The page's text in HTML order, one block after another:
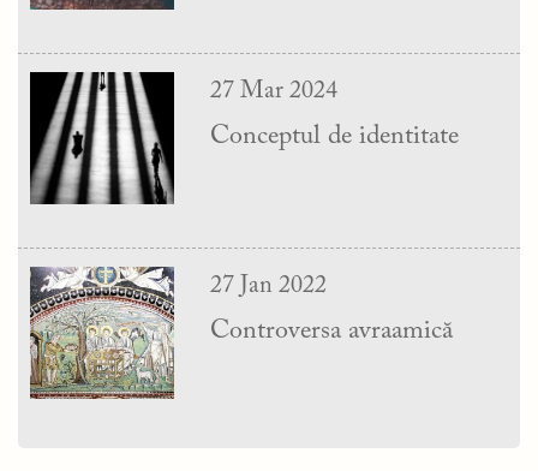
27 Mar 2024
Conceptul de identitate
27 Jan 2022
Controversa avraamică